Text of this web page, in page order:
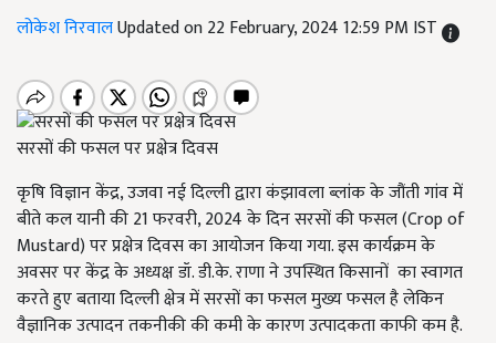
लोकेश निरवालUpdated on 22 February, 2024 12:59 PM IST
सरसों की फसल पर प्रक्षेत्र दिवस
कृषि विज्ञान केंद्र,उजवा नई दिल्ली द्वारा कंझावला ब्लांक के जौंती गांव में
बीते कल यानी की 21 फरवरी, 2024 के दिन सरसों की फसल (Crop of
Mustard) पर प्रक्षेत्र दिवस का आयोजन किया गया. इस कार्यक्रम के
अवसर पर केंद्र के अध्यक्ष डॉ. डी.के. राणा ने उपस्थित किसानों का स्वागत
करते हुए बताया दिल्ली क्षेत्र में सरसों का फसल मुख्य फसल है लेकिन
वैज्ञानिक उत्पादन तकनीकी की कमी के कारण उत्पादकता काफी कम है.